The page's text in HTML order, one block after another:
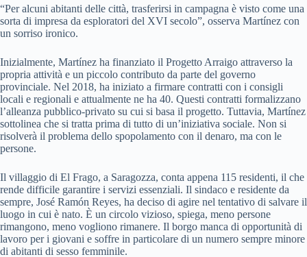
“Per alcuni abitanti delle città, trasferirsi in campagna è visto come una
sorta di impresa da esploratori del XVI secolo”, osserva Martínez con
un sorriso ironico.
Inizialmente, Martínez ha finanziato il Progetto Arraigo attraverso la
propria attività e un piccolo contributo da parte del governo
provinciale. Nel 2018, ha iniziato a firmare contratti con i consigli
locali e regionali e attualmente ne ha 40. Questi contratti formalizzano
l’alleanza pubblico-privato su cui si basa il progetto. Tuttavia, Martínez
sottolinea che si tratta prima di tutto di un’iniziativa sociale. Non si
risolverà il problema dello spopolamento con il denaro, ma con le
persone.
Il villaggio di El Frago, a Saragozza, conta appena 115 residenti, il che
rende difficile garantire i servizi essenziali. Il sindaco e residente da
sempre, José Ramón Reyes, ha deciso di agire nel tentativo di salvare il
luogo in cui è nato. È un circolo vizioso, spiega, meno persone
rimangono, meno vogliono rimanere. Il borgo manca di opportunità di
lavoro per i giovani e soffre in particolare di un numero sempre minore
di abitanti di sesso femminile.